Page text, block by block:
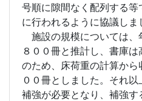
号順に隙間なく配列する
に行われるように協議しま
施設の規模については、
８００冊と推計し、書庫
のため、床荷重の計算から
００冊としました。それ
補強が必要となり、補強す